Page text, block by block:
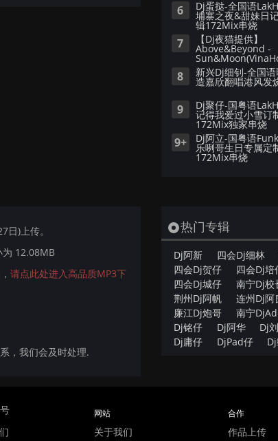
6 Dj蛋挞-全国语
埔寨之夜&甜妹日
辑172Mix串烧
7 【Dj夜猫提供】
Above&Beyond -
8 新兴Dj细钊-全国
造嘉欣翻唱港风发
9 Dj聚仔-国粤语
记得我爱过小雪订
172Mix独家串烧
9+ Dj阿立-国粤语
乐咧哥生日专属定
172Mix串烧
)上传。
为 12.08MB
请点此处进入高品质MP3下
，我们会及时处理.
热门专辑
Dj阿新 四会Dj细林
四会Dj贺仔
四会Dj培
四会Dj城仔
南宁Dj校
荆州Dj阿帆
连州Dj阿
廉江Dj炮哥
南宁
Dj铭仔
Dj阿华
Dj
Dj庸仔
DjPad仔
网站
关于我们
合作
作品上传